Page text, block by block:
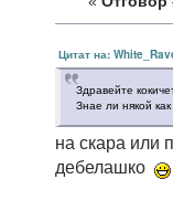
Цитат на:
Здравейте
Знае ли някой
на скара или
дебелашко